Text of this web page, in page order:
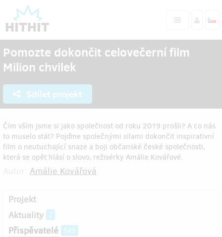
Pomozte dokončit celovečerní film
Milion chvilek
Sdílet projekt
Čím vším jsme si jako společnost od roku 2019 prošli? A co nás
to muselo stát? Pojďme společnými silami dokončit inspirativní
film o neutuchající snaze a boji občanské české společnosti,
která se opět hlásí o slovo, režisérky Amálie Kovářové.
Amálie Kovářová
Projekt
Aktuality 2
Přispěvatelé 545